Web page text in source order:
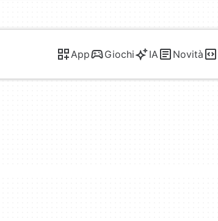
App Giochi IA Novità